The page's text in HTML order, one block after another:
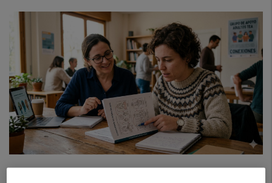
que
pasan
desapercibidas
y
encontrar
el
apoyo
adecuado